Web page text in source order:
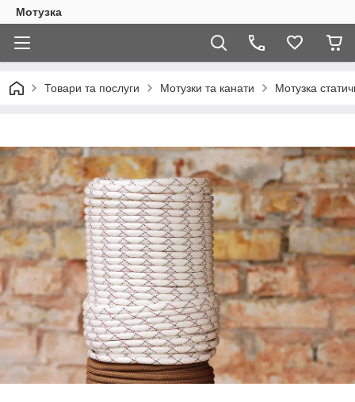
Мотузка
Товари та послуги Мотузки та канати Мотузка